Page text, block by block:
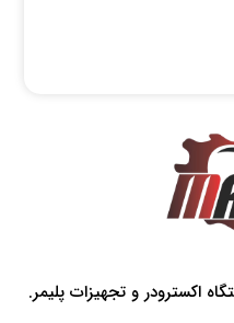
و تجهیزات پلیمر.